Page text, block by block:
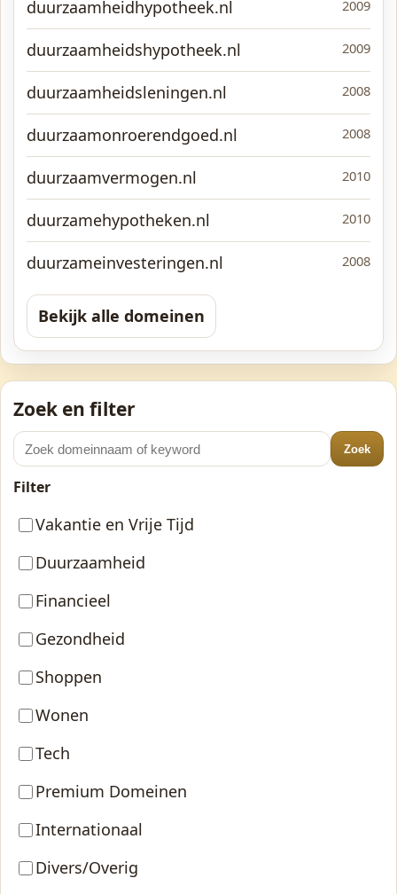
duurzaamheidhypotheek.nl 2009
duurzaamheidshypotheek.nl 2009
duurzaamheidsleningen.nl 2008
duurzaamonroerendgoed.nl 2008
duurzaamvermogen.nl 2010
duurzamehypotheken.nl 2010
duurzameinvesteringen.nl 2008
Bekijk alle domeinen
Zoek en filter
Zoek
Filter
Vakantie en Vrije Tijd
Duurzaamheid
Financieel
Gezondheid
Shoppen
Wonen
Tech
Premium Domeinen
Internationaal
Divers/Overig